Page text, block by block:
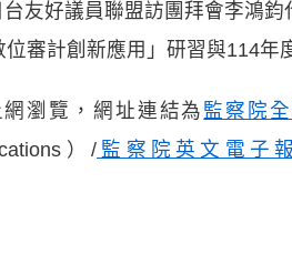
友好議員聯盟訪團拜會李鴻鈞
審計創新應用」研習與114年
瀏覽，網址連結為 監察院
）/ 監察院英文電子報